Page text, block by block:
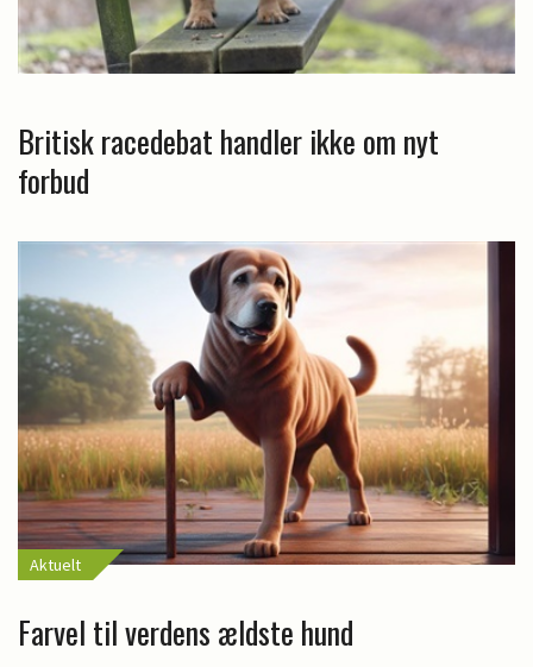
Britisk racedebat handler ikke om nyt
forbud
Aktuelt
Farvel til verdens ældste hund